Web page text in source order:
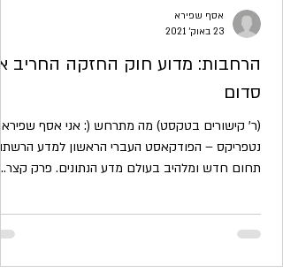
הרחבות: מדוע חוק החזקה החריב
סדום
(ר' קישורים בטקסט) מה מתרחש (: אני אסף שפירא
נטפריקס – הפודקאסט העברי הראשון למדע
תחום חדש ומלהיב בעולם מדע הנתונים. פרק
אסף שפירא
23 באוק׳ 2021